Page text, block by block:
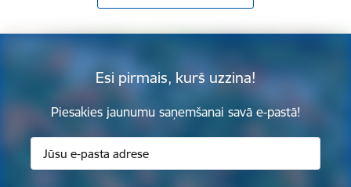
Esi pirmais, kurš uzzina!
Piesakies jaunumu saņemšanai savā e-pastā!